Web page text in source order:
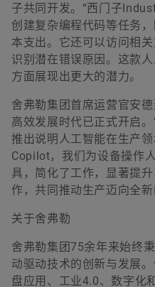
子共同开发。“西门子
创建复杂编程代码等任务
本支出。它还可以访问相
识别潜在错误原因。这款
方面展现出更大的潜力。
舍弗勒集团首席运营官安
高效发展时代已正式开启
推出说明人工智能在生产
Copilot，我们为设备操作
具，简化了工作，显著提
作，共同推动生产迈向全
关于舍弗勒
舍弗勒集团75余年来始终
动驱动技术的创新与发展
盘应用、工业4.0、数字化